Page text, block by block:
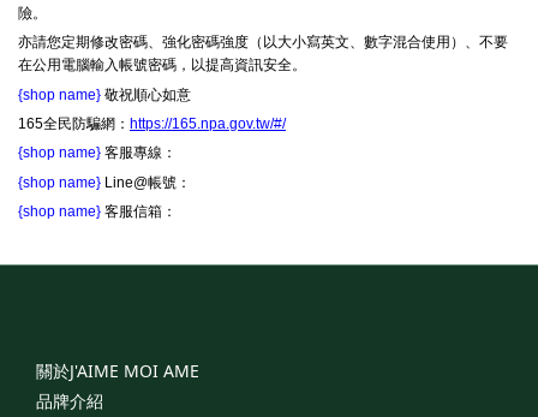
險。
亦請您定期修改密碼、強化密碼強度（以大小寫英文、數字混合使用）、不要
在公用電腦輸入帳號密碼，以提高資訊安全。
{shop name} 敬祝順心如意
165全民防騙網： https://165.npa.gov.tw/#/
{shop name} 客服專線：
{shop name} Line@帳號：
{shop name} 客服信箱：
關於J'AIME MOI AME
品牌介紹